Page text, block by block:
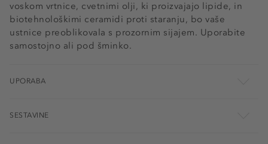
voskom vrtnice, cvetnimi olji, ki proizvajajo lipide, in
biotehnološkimi ceramidi proti staranju, bo vaše
ustnice preoblikovala s prozornim sijajem. Uporabite
samostojno ali pod šminko.
UPORABA
SESTAVINE